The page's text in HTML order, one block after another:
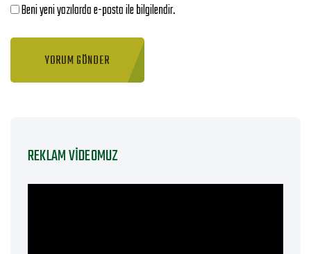
Beni yeni yazılarda e-posta ile bilgilendir.
REKLAM VIDEOMUZ